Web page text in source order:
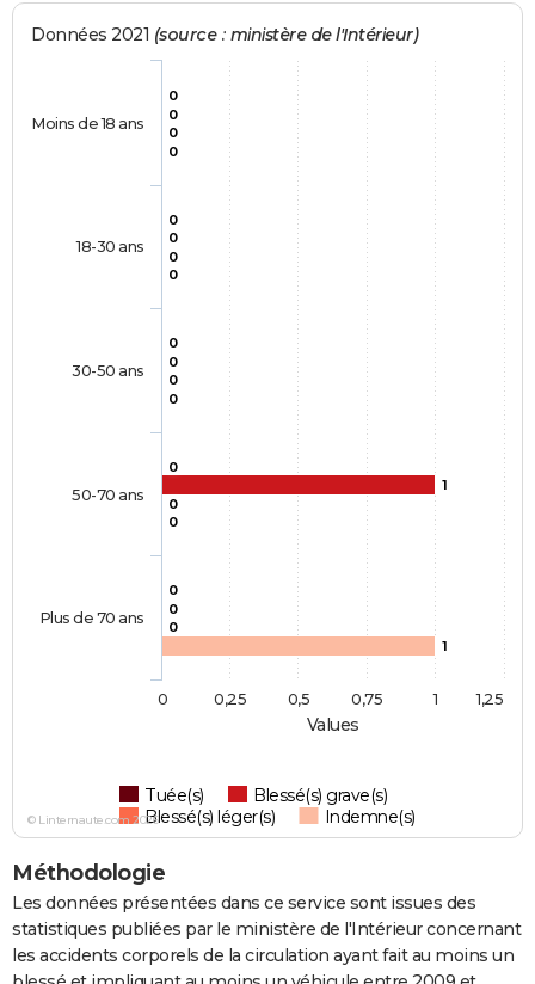
Values
Données 2021 (source : ministère de l'Intérieur)
0
0
0
0
0
0
0
0
1
0
0
0
0
0
0
0
0
0
0
1
Tuée(s)
Blessé(s) grave(s)
Blessé(s) léger(s)
Indemne(s)
Moins de 18 ans
18-30 ans
30-50 ans
50-70 ans
Plus de 70 ans
0 1
0,25 0,5 0,75 1,25
© Linternaute.com 2026
Méthodologie
Les données présentées dans ce service sont issues des
statistiques publiées par le ministère de l'Intérieur concernant
les accidents corporels de la circulation ayant fait au moins un